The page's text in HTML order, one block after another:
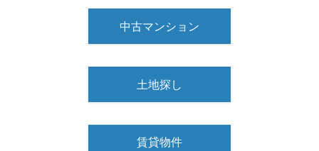
中古マンション
土地探し
賃貸物件